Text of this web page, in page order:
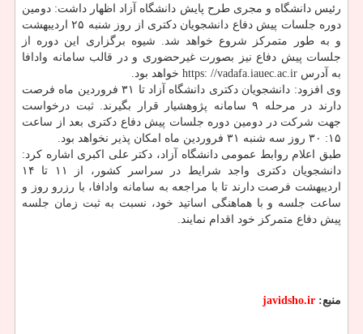
رئیس دانشگاه و مجری طرح پایش دانشگاه آزاد اظهار داشت: دومین
دوره جلسات پیش دفاع دانشجویان دکتری از روز شنبه ۲۵ اردیبهشت
و به طور متمرکز شروع خواهد شد. شیوه برگزاری این دوره از
جلسات پیش دفاع نیز بصورت غیرحضوری و در قالب سامانه وادافا
به آدرس https: //vadafa.iauec.ac.ir خواهد بود.
وی افزود: دانشجویان دکتری دانشگاه آزاد تا ۳۱ فروردین ماه فرصت
دارند در مرحله ۹ سامانه پژوهشیار قرار بگیرند. ثبت درخواست
جهت شرکت در دومین دوره جلسات پیش دفاع دکتری بعد از ساعت
۱۵: ۳۰ روز سه شنبه ۳۱ فروردین ماه امکان پذیر نخواهد بود.
طبق اعلام روابط عمومی دانشگاه آزاد، دکتر علی اکبری اشاره کرد:
دانشجویان دکتری واجد شرایط در سراسر کشور، از ۱۱ تا ۱۴
اردیبهشت فرصت دارند تا با مراجعه به سامانه وادافا، با رزرو روز و
ساعت جلسه و با هماهنگی اساتید خود، نسبت به ثبت زمان جلسه
پیش دفاع متمرکز خود اقدام نمایند.
منبع: javidsho.ir